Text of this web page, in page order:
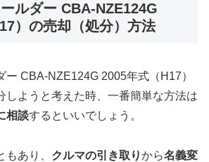
ルダー CBA-NZE124G
）の売却（処分）方法
ー CBA-NZE124G 2005年式（H17）
しようと考えた時、一番簡単な方法は
相談するといいでしょう。
あり、 クルマの引き取りから名義変